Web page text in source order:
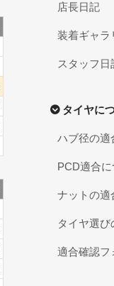
店長日記
装着ギャラ
スタッフ日
タイヤに
ハブ径の適
PCD適合に
ナットの適
タイヤ選
適合確認フ